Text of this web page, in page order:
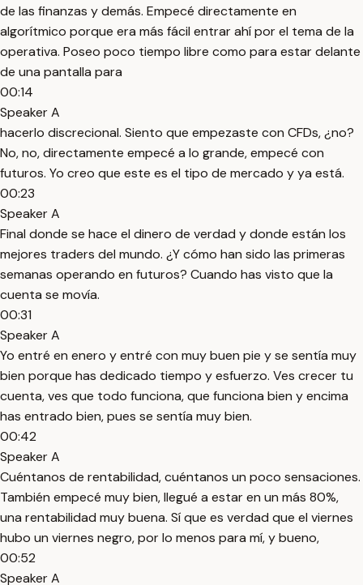
de las finanzas y demás. Empecé directamente en
algorítmico porque era más fácil entrar ahí por el tema de la
operativa. Poseo poco tiempo libre como para estar delante
de una pantalla para
00:14
Speaker A
hacerlo discrecional. Siento que empezaste con CFDs, ¿no?
No, no, directamente empecé a lo grande, empecé con
futuros. Yo creo que este es el tipo de mercado y ya está.
00:23
Speaker A
Final donde se hace el dinero de verdad y donde están los
mejores traders del mundo. ¿Y cómo han sido las primeras
semanas operando en futuros? Cuando has visto que la
cuenta se movía.
00:31
Speaker A
Yo entré en enero y entré con muy buen pie y se sentía muy
bien porque has dedicado tiempo y esfuerzo. Ves crecer tu
cuenta, ves que todo funciona, que funciona bien y encima
has entrado bien, pues se sentía muy bien.
00:42
Speaker A
Cuéntanos de rentabilidad, cuéntanos un poco sensaciones.
También empecé muy bien, llegué a estar en un más 80%,
una rentabilidad muy buena. Sí que es verdad que el viernes
hubo un viernes negro, por lo menos para mí, y bueno,
00:52
Speaker A